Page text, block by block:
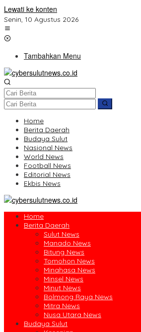
Lewati ke konten
Senin, 10 Agustus 2026
Tambahkan Menu
Home
Berita Daerah
Budaya Sulut
Nasional News
World News
Football News
Editorial News
Ekbis News
Home
Berita Daerah
Sulut News
Manado News
Bitung News
Tomohon News
Minahasa News
Minsel News
Minut News
Bolmong Raya News
Mitra News
Nusa Utara News
Budaya Sulut